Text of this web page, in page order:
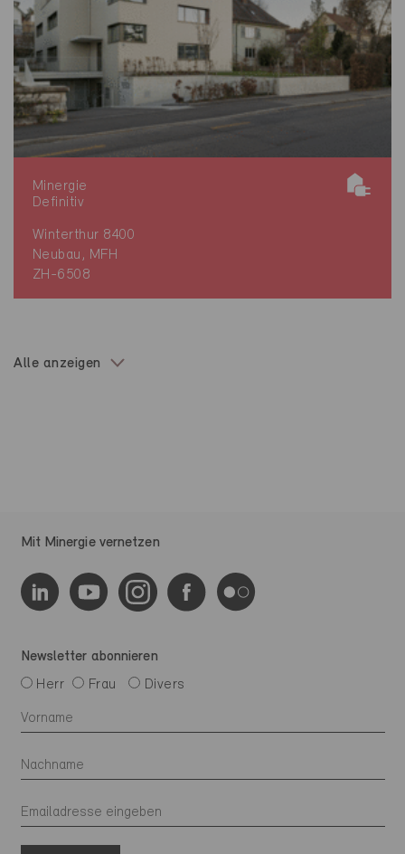
Minergie
Definitiv
Winterthur 8400
Neubau, MFH
ZH-6508
Alle anzeigen
Mit Minergie vernetzen
Newsletter abonnieren
Herr
Frau Divers